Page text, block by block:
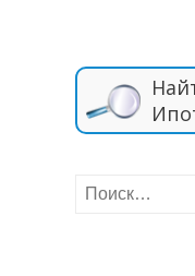
Найти: